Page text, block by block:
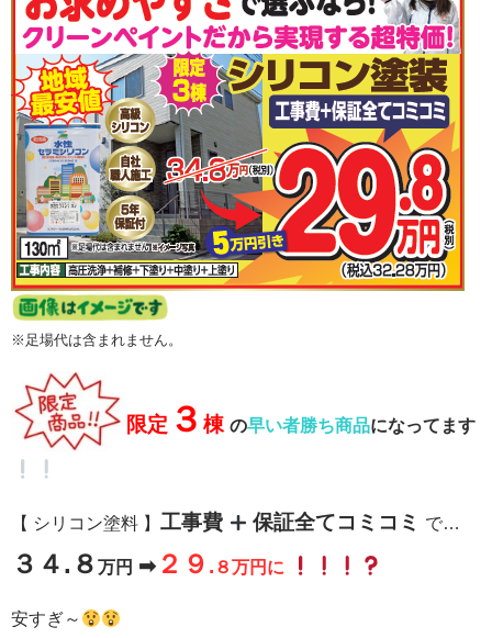
※足場代は含まれません。
限定 ３ 棟 の早い者勝ち商品になってます
【 シリコン塗料 】 工事費 保証全てコミコミ で…
３４.８ 万円 ➡ ２９ . ８万円に
安すぎ～